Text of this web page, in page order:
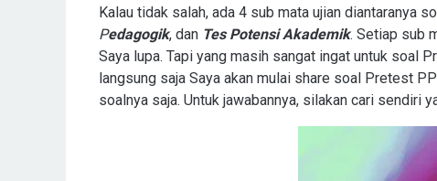
Kalau tidak salah, ada 4 sub mata ujian diantaranya
Pedagogik, dan Tes Potensi Akademik. Setiap sub
Saya lupa. Tapi yang masih sangat ingat untuk soal
langsung saja Saya akan mulai share soal Pretest
soalnya saja. Untuk jawabannya, silakan cari sendiri